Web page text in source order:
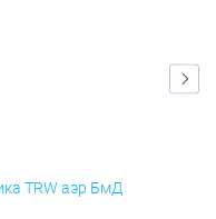
TRW аэр БмД